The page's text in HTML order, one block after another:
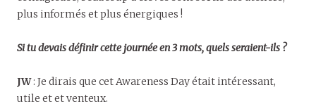
plus informés et plus énergiques !
Si tu devais définir cette journée en 3 mots, quels seraient-ils ?
JW: Je dirais que cet Awareness Day était intéressant,
utile et et venteux.